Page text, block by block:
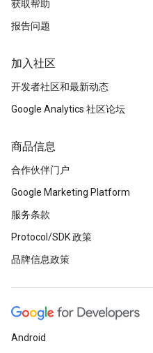
获取帮助
报告问题
加入社区
开发者社区和最新动态
Google Analytics 社区论坛
商品信息
合作伙伴门户
Google Marketing Platform
服务条款
Protocol/SDK 政策
品牌信息政策
Android